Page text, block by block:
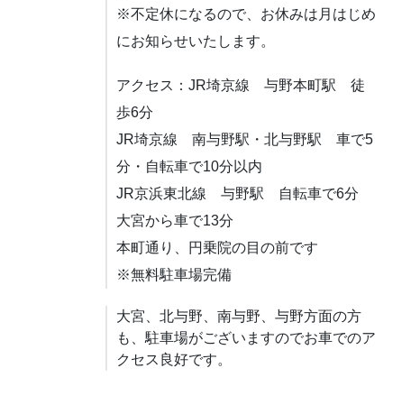
※不定休になるので、お休みは月はじめ
にお知らせいたします。
アクセス：JR埼京線 与野本町駅 徒
歩6分
JR埼京線 南与野駅・北与野駅 車で5
分・自転車で10分以内
JR京浜東北線 与野駅 自転車で6分
大宮から車で13分
本町通り、円乗院の目の前です
※無料駐車場完備
大宮、北与野、南与野、与野方面の方
も、駐車場がございますのでお車でのア
クセス良好です。